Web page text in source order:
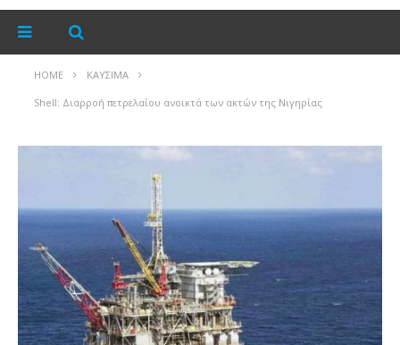
HOME ΚΑΎΣΙΜΑ
Shell: Διαρροή πετρελαίου ανοικτά των ακτών της Νιγηρίας